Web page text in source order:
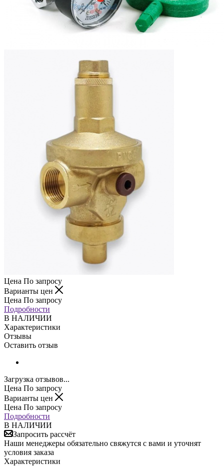
Цена По запросу
Варианты цен
Цена По запросу
Подробности
В НАЛИЧИИ
Характеристики
Отзывы
Оставить отзыв
Загрузка отзывов...
Цена По запросу
Варианты цен
Цена По запросу
Подробности
В НАЛИЧИИ
Запросить рассчёт
Наши менеджеры обязательно свяжутся с вами и уточнят
условия заказа
Характеристики